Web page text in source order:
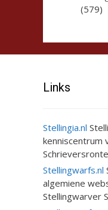
(579)
Links
Stellingia.nl
kenniscentrum
Schrieversronte
Stellingwarfs.nl
algemiene
Stellingwarver